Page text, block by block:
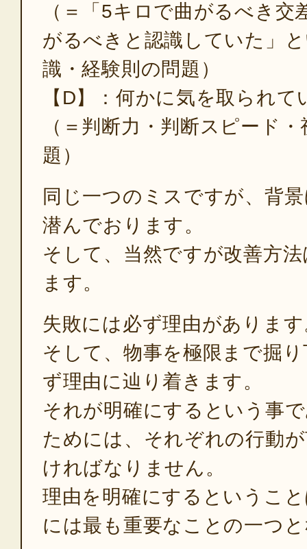
（＝「5キロで曲がるべき交
がるべきと認識していた」
識・経験則の問題）
【D】：何かに気を取られて
（＝判断力・判断スピード
題）
同じ一つのミスですが、背
潜んでおります。
そして、当然ですが改善方
ます。
失敗には必ず理由がありま
そして、物事を極限まで掘
ず理由に辿り着きます。
それが明確にするという事
ためには、それぞれの行動
ければなりません。
理由を明確にするというこ
には最も重要なことの一つ